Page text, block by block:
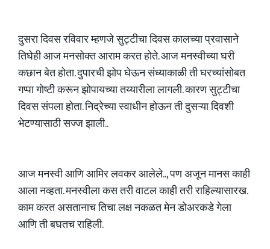
दुसरा दिवस रविवार म्हणजे सुट्टीचा दिवस कालच्या प्रवासाने
तिघेही आज मनसोक्त आराम करत होते. आज मनस्वीच्या घरी
कछान बेत होता. दुपारची झोप घेऊन संध्याकाळी ती घरच्यांसोबत
गप्पा गोष्टी करून झोपायच्या तय्यारीला लागली. कारण सुट्टीचा
दिवस संपला होता. निद्रेच्या स्वाधीन होऊन ती दुसऱ्या दिवशी
भेटण्यासाठी सज्ज झाली..
आज मनस्वी आणि आमिर लवकर आलेले.., पण अजून मानस काही
आला नव्हता. मनस्वीला कस तरी वाटल काही तरी राहिल्यासारख.
काम करत असतानाच तिचा लक्ष नकळत मेन डोअरकडे गेला
आणि ती बघतच राहिली.